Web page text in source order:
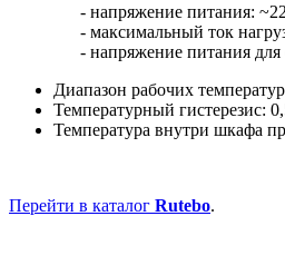
- напряжение питания: ~220
- максимальный ток
- напряжение питания для
Диапазон рабочих
Температурный гистерезис:
Температура внутри шкафа
Перейти в каталог Rutebo.